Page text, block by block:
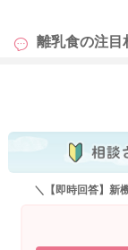
離乳食の注目
＼【即時回答】新